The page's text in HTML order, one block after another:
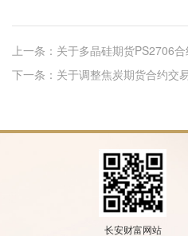
下一条：关于调整焦炭期货合约交
长安财富网站